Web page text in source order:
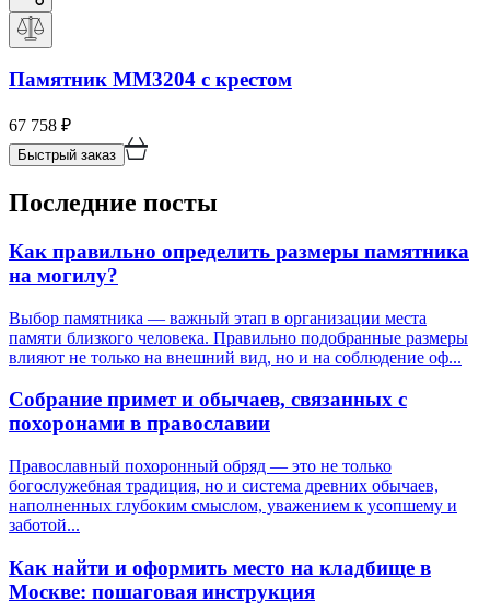
Памятник ММ3204 с крестом
67 758 ₽
Быстрый заказ
Последние посты
Как правильно определить размеры памятника
на могилу?
Выбор памятника — важный этап в организации места
памяти близкого человека. Правильно подобранные размеры
влияют не только на внешний вид, но и на соблюдение оф...
Собрание примет и обычаев, связанных с
похоронами в православии
Православный похоронный обряд — это не только
богослужебная традиция, но и система древних обычаев,
наполненных глубоким смыслом, уважением к усопшему и
заботой...
Как найти и оформить место на кладбище в
Москве: пошаговая инструкция